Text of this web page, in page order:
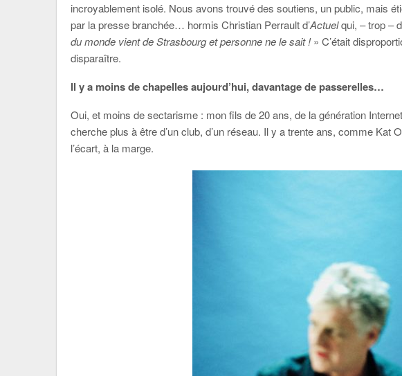
incroyablement isolé. Nous avons trouvé des soutiens, un public, mais
par la presse branchée… hormis Christian Perrault d’Actuelqui, – trop –
du monde vient de Strasbourg et personne ne le sait !» C’était
disparaître.
Il y a moins de chapelles aujourd’hui, davantage de passerelles…
Oui, et moins de sectarisme : mon fils de 20 ans, de la génération
cherche plus à être d’un club, d’un réseau. Il y a trente ans, comme Kat
l’écart, à la marge.